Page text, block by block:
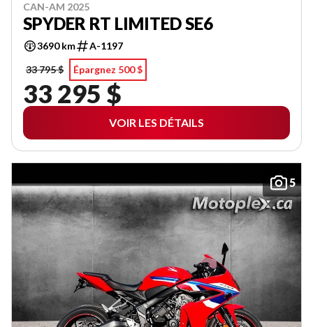
CAN-AM 2025
SPYDER RT LIMITED SE6
3690 km
A-1197
33 795 $
Épargnez 500 $
33 295 $
VOIR LES DÉTAILS
5